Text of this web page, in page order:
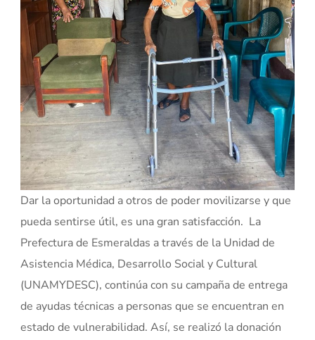
Dar la oportunidad a otros de poder movilizarse y que
pueda sentirse útil, es una gran satisfacción. La
Prefectura de Esmeraldas a través de la Unidad de
Asistencia Médica, Desarrollo Social y Cultural
(UNAMYDESC), continúa con su campaña de entrega
de ayudas técnicas a personas que se encuentran en
estado de vulnerabilidad. Así, se realizó la donación